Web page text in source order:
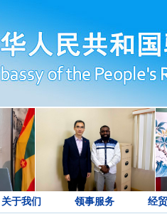
关于我们 领事服务 经